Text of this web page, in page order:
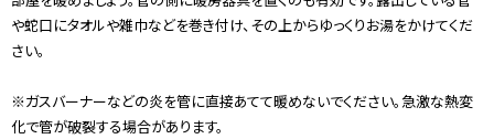
る
や蛇口にタオルや雑巾などを巻き付け、その上からゆっくりお湯をかけてくだ
さい。
※ガスバーナーなどの炎を管に直接あてて暖めないでください。急激な熱変
化で管が破裂する場合があります。